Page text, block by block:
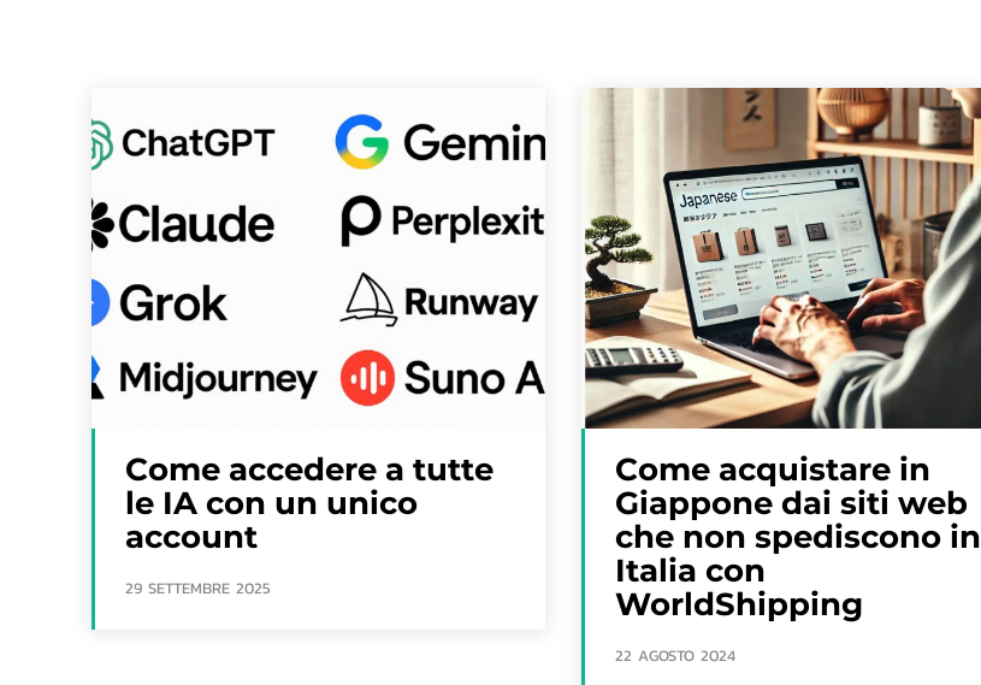
Come accedere a tutte
le IA con un unico
account
29 SETTEMBRE 2025
Come acquistare in
Giappone dai siti web
che non spediscono in
Italia con
WorldShipping
22 AGOSTO 2024